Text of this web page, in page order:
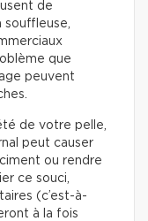
de
souffleuse,
que
peuvent
de votre pelle,
peut causer
ou rendre
ce souci,
(c’est-à-
à la fois